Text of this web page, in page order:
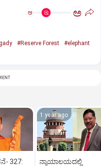
ಅ ಅ
#Reserve Forest
#elephant
327:
1 year ago
ನ್ಯಾಯಾಲಯದಲ್ಲಿ